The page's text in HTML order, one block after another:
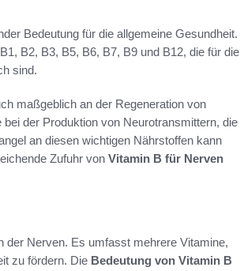
Bedeutung für die allgemeine Gesundheit.
B2, B3, B5, B6, B7, B9 und B12, die für die
sind.
maßgeblich an der Regeneration von
der Produktion von Neurotransmittern, die
an diesen wichtigen Nährstoffen kann
Zufuhr von Vitamin B für Nerven
der Nerven. Es umfasst mehrere Vitamine,
zu fördern. Die Bedeutung von Vitamin B